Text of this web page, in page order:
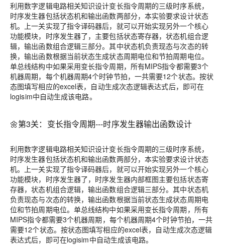
利用数字逻辑电路相关知识设计变长指令周期的三级时序系统，
时序发生器包括状态机和输出函数两部分，本实验要求设计状态
机。上一关实现了指令译码器后，就可以开始实现另外一个核心
功能模块，时序发生器了，主要包括状态寄存器，状态机组合逻
辑，输出函数组合逻辑三部分。其中状态机负责现态与次态的转
换，输出函数根据当前状态生成状态周期电位和节拍周期电位。
单总线结构中如果采用变长指令周期，所有MIPS指令都需要3个
机器周期，每个机器周期4个时钟节拍，一共需要12个状态。按状
态图填写相应的excel表，自动生成次态逻辑表达式后，即可在
logisim中自动生成该电路。
🌼第3关：变长指令周期---时序发生器输出函数设计
利用数字逻辑电路相关知识设计变长指令周期的三级时序系统，
时序发生器包括状态机和输出函数两部分，本实验要求设计状态
机。上一关实现了指令译码器后，就可以开始实现另外一个核心
功能模块，时序发生器了，时序发生器内部框图主要包括状态寄
存器，状态机组合逻辑，输出函数组合逻辑三部分。其中状态机
负责现态与次态的转换，输出函数根据当前状态生成状态周期电
位和节拍周期电位。单总线结构中如果采用变长指令周期，所有
MIPS指令都需要3个机器周期，每个机器周期4个时钟节拍，一共
需要12个状态。按状态图填写相应的excel表，自动生成次态逻辑
表达式后，即可在logisim中自动生成该电路。